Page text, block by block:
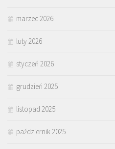
marzec 2026
luty 2026
styczeń 2026
grudzień 2025
listopad 2025
październik 2025